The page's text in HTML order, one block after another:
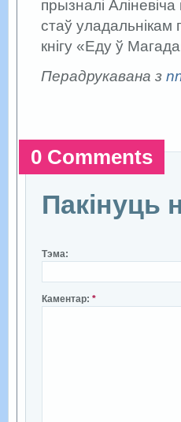
прызналі
стаў уладальнікам
кнігу «Еду ў
Перадрукавана з
0 Comments
Пакінуць
Тэма:
Каментар: *